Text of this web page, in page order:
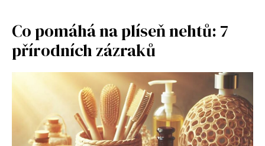
Co pomáhá na plíseň nehtů: 7
přírodních zázraků